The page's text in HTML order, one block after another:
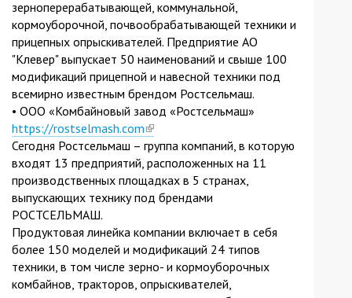
зерноперерабатывающей, коммунальной,
кормоуборочной, почвообрабатывающей техники и
прицепных опрыскивателей. Предприятие АО
"Клевер" выпускает 50 наименований и свыше 100
модификаций прицепной и навесной техники под
всемирно известным брендом Ростсельмаш.
• ООО «Комбайновый завод «Ростсельмаш»
https://rostselmash.com(link
is
external)
Сегодня Ростсельмаш – группа компаний, в которую
входят 13 предприятий, расположенных на 11
производственных площадках в 5 странах,
выпускающих технику под брендами
РОСТСЕЛЬМАШ.
Продуктовая линейка компании включает в себя
более 150 моделей и модификаций 24 типов
техники, в том числе зерно- и кормоуборочных
комбайнов, тракторов, опрыскивателей,